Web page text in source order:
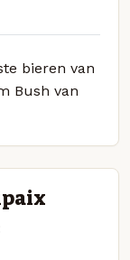
bieren van
Bush van